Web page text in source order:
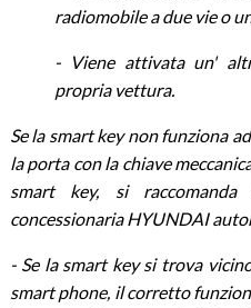
radiomobile a due vie o
- Viene attivata un'
propria vettura.
Se la smart key non funziona
la porta con la chiave
smart key, si
concessionaria HYUNDAI
- Se la smart key si trova
smart phone, il corretto